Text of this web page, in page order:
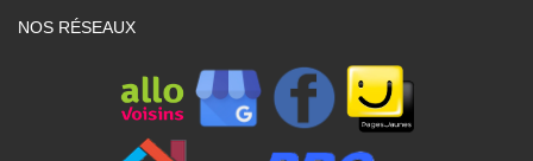
NOS RÉSEAUX